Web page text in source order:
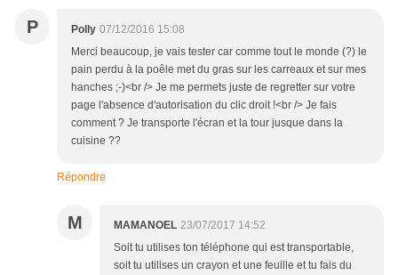
P Polly 07/12/2016 15:08
Merci beaucoup, je vais tester car comme tout le monde (?) le
pain perdu à la poêle met du gras sur les carreaux et sur mes
hanches ;-)<br /> Je me permets juste de regretter sur votre
page l'absence d'autorisation du clic droit !<br /> Je fais
comment ? Je transporte l'écran et la tour jusque dans la
cuisine ??
Répondre
M MAMANOEL 23/07/2017 14:52
Soit tu utilises ton téléphone qui est transportable,
soit tu utilises un crayon et une feuille et tu fais du